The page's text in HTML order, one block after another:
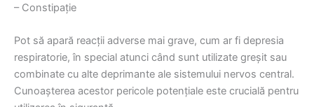
– Constipație
Pot să apară reacții adverse mai grave, cum ar fi depresia
respiratorie, în special atunci când sunt utilizate greșit sau
combinate cu alte deprimante ale sistemului nervos central.
Cunoașterea acestor pericole potențiale este crucială pentru